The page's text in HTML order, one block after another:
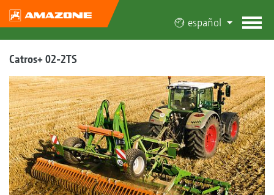
español
Catros+ 02-2TS